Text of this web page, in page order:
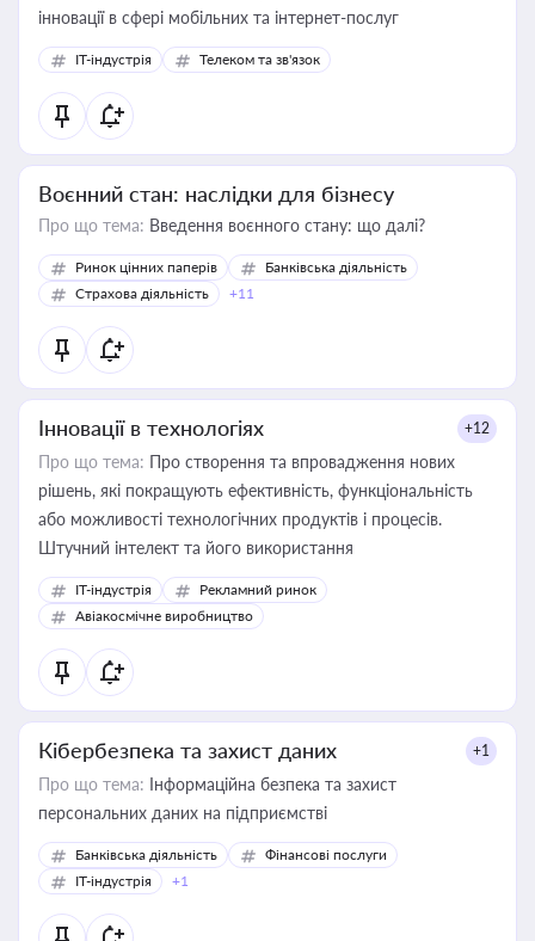
інновації в сфері мобільних та інтернет-послуг
IT-індустрія Телеком та зв'язок
Воєнний стан: наслідки для бізнесу
Про що тема: Введення воєнного стану: що далі?
Ринок цінних паперів
Банківська діяльність
Страхова діяльність
+11
Інновації в технологіях +12
Про що тема: Про створення та впровадження нових
рішень, які покращують ефективність, функціональність
або можливості технологічних продуктів і процесів.
Штучний інтелект та його використання
IT-індустрія
Рекламний ринок
Авіакосмічне виробництво
Кібербезпека та захист даних +1
Про що тема: Інформаційна безпека та захист
персональних даних на підприємстві
Банківська діяльність
Фінансові послуги
IT-індустрія
+1